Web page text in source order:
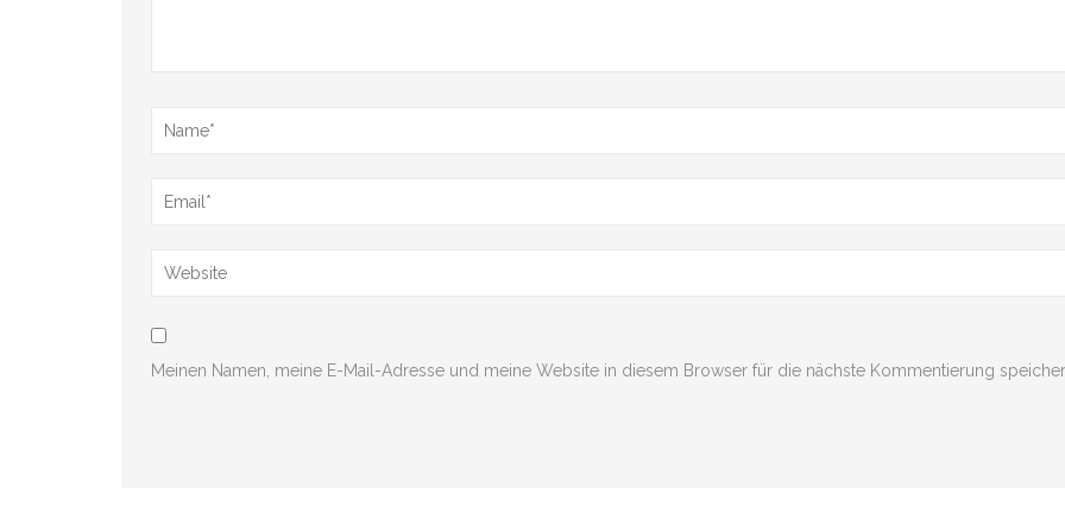
Meinen Namen, meine E-Mail-Adresse und meine Website in diesem Browser für die nächste Kommentierung